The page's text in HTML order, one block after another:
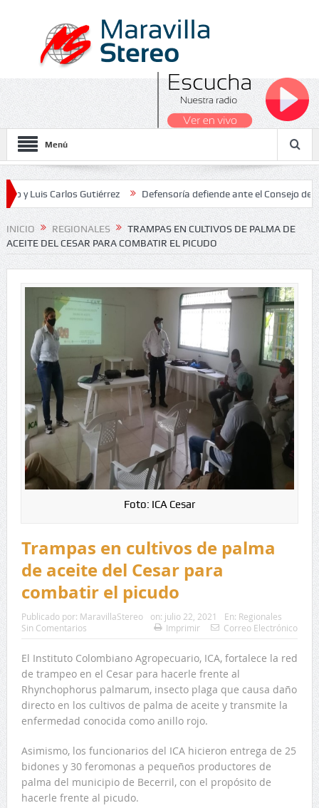
Menú
Carlos Gutiérrez Defensoría defiende ante el Consejo de Estado
2026
INICIO REGIONALES
TRAMPAS EN CULTIVOS DE PALMA DE
ACEITE DEL CESAR PARA COMBATIR EL PICUDO
Foto: ICA Cesar
Trampas en cultivos de palma
de aceite del Cesar para
combatir el picudo
Publicado por: MaravillaStereo on: julio 22, 2021 En: Regionales
Sin Comentarios
Imprimir Correo Electrónico
El Instituto Colombiano Agropecuario, ICA, fortalece la red
de trampeo en el Cesar para hacerle frente al
Rhynchophorus palmarum, insecto plaga que causa daño
directo en los cultivos de palma de aceite y transmite la
enfermedad conocida como anillo rojo.
Asimismo, los funcionarios del ICA hicieron entrega de 25
bidones y 30 feromonas a pequeños productores de
palma del municipio de Becerril, con el propósito de
hacerle frente al picudo.